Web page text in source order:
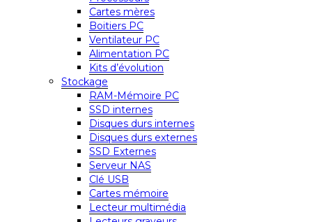
Cartes mères
Boitiers PC
Ventilateur PC
Alimentation PC
Kits d’évolution
Stockage
RAM-Mémoire PC
SSD internes
Disques durs internes
Disques durs externes
SSD Externes
Serveur NAS
Clé USB
Cartes mémoire
Lecteur multimédia